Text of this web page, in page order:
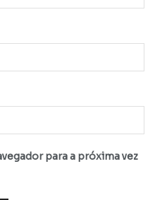
para a próxima vez